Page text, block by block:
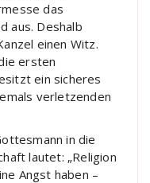
das
aus. Deshalb
einen Witz.
ersten
ein sicheres
verletzenden
in die
lautet: „Religion
Angst haben –